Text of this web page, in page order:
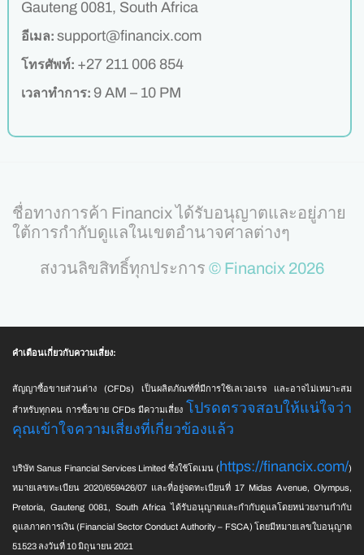
Gauteng 0081, South Africa
อีเมล: support@financix.com
โทรศัพท์: +27 211 006 854
เวลาทำการ: 9 AM – 10 PM
ชื่อทางการค้า Financix ได้รับอนุญาตและอยู่ภาย
ใต้การกำกับดูแลในเขตอำนาจศาลต่างๆ
สงวนลิขสิทธิ์ทุกประการ © Financix 2026
คำเตือนเกี่ยวกับความเสี่ยง:
สัญญาซื้อขายส่วนต่าง (CFDs) เป็นผลิตภัณฑ์ที่มีการใช้เลเวอเรจ และอาจไม่เหมาะสม
สำหรับทุกคน การซื้อขาย CFDs มีความเสี่ยง โปรดตรวจสอบให้แน่ใจว่า
คุณเข้าใจความเสี่ยงที่เกี่ยวข้องแล้ว
บริษัท Sanus Financial Services Limited ซึ่งใช้โดเมน ( https://financix.com/)
หมายเลขทะเบียน 2020/659426/07 และที่อยู่จดทะเบียนที่ 17 Midas Avenue, Olympus,
Pretoria, Gauteng 0081, South Africa ได้รับอนุญาตและกำกับดูแลโดยหน่วยงานกำกับ
ดูแลภาคการเงิน (Financial Sector Conduct Authority – FSCA) โดยมีหมายเลขใบอนุญาต
51523 ลงวันที่ 10 มิถุนายน 2021